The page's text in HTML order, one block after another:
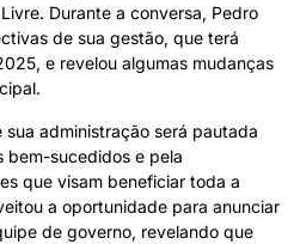
Durante a conversa, Pedro
de sua gestão, que terá
e revelou algumas mudanças
administração será pautada
bem-sucedidos e pela
que visam beneficiar toda a
a oportunidade para anunciar
de governo, revelando que